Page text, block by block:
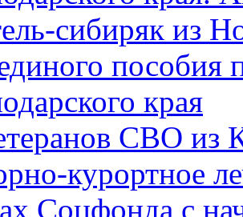
сибиряк из
пособия
края
СВО из
курортное
Соцфонда с